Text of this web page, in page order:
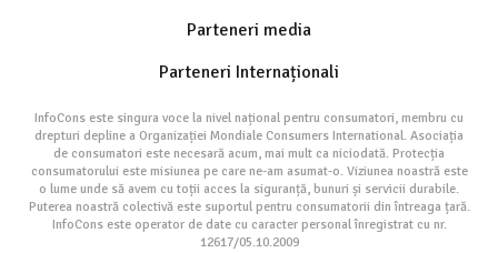
Parteneri media
Parteneri Internaționali
InfoCons este singura voce la nivel național pentru consumatori, membru cu
drepturi depline a Organizației Mondiale Consumers International. Asociația
de consumatori este necesară acum, mai mult ca niciodată. Protecția
consumatorului este misiunea pe care ne-am asumat-o. Viziunea noastră este
o lume unde să avem cu toții acces la siguranță, bunuri și servicii durabile.
Puterea noastră colectivă este suportul pentru consumatorii din întreaga țară.
InfoCons este operator de date cu caracter personal înregistrat cu nr.
12617/05.10.2009